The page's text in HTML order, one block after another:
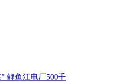
鲤鱼江电厂500千